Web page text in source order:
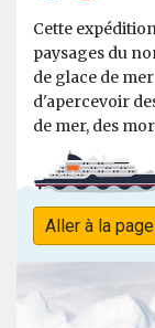
Cette
paysages du
de glace de
d'apercevoir
de mer, des
Aller à la